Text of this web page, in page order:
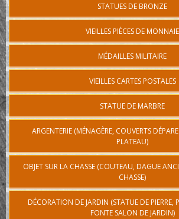
STATUES DE BRONZE
VIEILLES PIÈCES DE MONNAIE
MÉDAILLES MILITAIRE
VIEILLES CARTES POSTALES
STATUE DE MARBRE
ARGENTERIE (MÉNAGÈRE, COUVERTS
PLATEAU)
OBJET SUR LA CHASSE (COUTEAU, DAGUE
CHASSE)
DÉCORATION DE JARDIN (STATUE DE PIERRE,
FONTE SALON DE JARDIN)